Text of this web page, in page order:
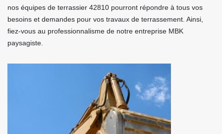
nos équipes de terrassier 42810 pourront répondre à tous vos
besoins et demandes pour vos travaux de terrassement. Ainsi,
fiez-vous au professionnalisme de notre entreprise MBK
paysagiste.